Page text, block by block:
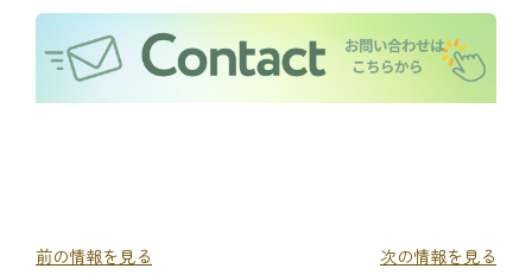
前の情報を見る 次の情報を見る